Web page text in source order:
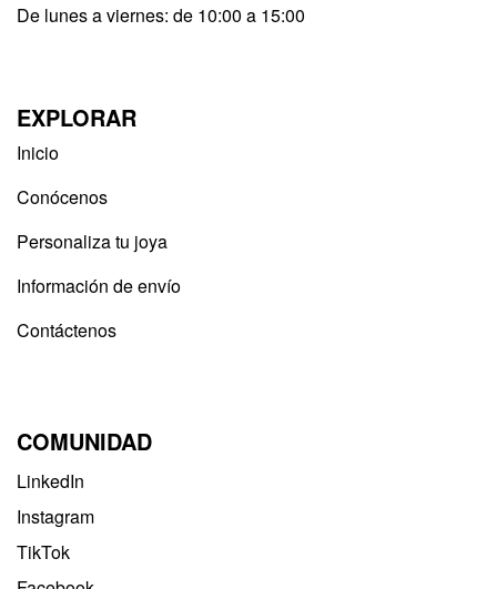
De lunes a viernes: de 10:00 a 15:00
EXPLORAR
Inicio
Conócenos
Personaliza tu joya
Información de envío
Contáctenos
COMUNIDAD
LinkedIn
Instagram
TikTok